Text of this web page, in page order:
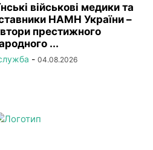
військові медики та
НАМН України –
престижного
...
- 04.08.2026